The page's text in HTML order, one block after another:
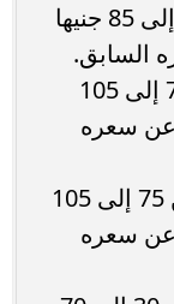
تراوح سعر مكرونة خليجي من 75 إلى 85 جنيها
تراوح سعر مكرونة سويسي من 75 إلى 105
5 جنيهات عن سعره
تراوح سعر برانيس إسكندراني من 75 إلى 105
5 جنيهات عن سعره